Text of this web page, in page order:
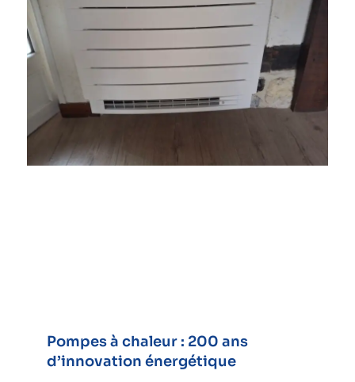
Pompes à chaleur : 200 ans
d’innovation énergétique